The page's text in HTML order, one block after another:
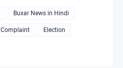
Buxar News in Hindi
Complaint Election